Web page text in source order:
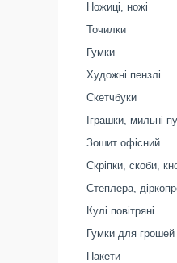
Ножиці, ножі
Точилки
Гумки
Художні пензлі
Скетчбуки
Іграшки, мильні
Зошит офісний
Скріпки, скоби,
Степлера,
Кулі повітряні
Гумки для грошей
Пакети